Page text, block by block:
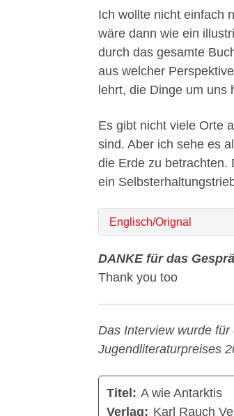
Ich wollte nicht einfach
wäre dann wie ein
durch das gesamte
aus welcher
lehrt, die Dinge um
Es gibt nicht viele Orte
sind. Aber ich sehe es
die Erde zu betrachten.
ein
Englisch/Orignal
DANKE für das
Thank you too
Das Interview wurde für
Jugendliteraturpreises
Titel: A wie Antarktis
Verlag: Karl Rauch